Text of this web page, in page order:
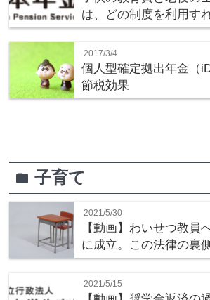
は、どの制度を利用す
2017/3/4
個人型確定拠出年金（
節税効果
folder子育て
2021/5/30
【動画】わいせつ教員
に成立。この法律の裏
2021/5/15